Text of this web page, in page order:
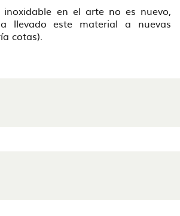
inoxidable en el arte no es nuevo,
llevado este material a nuevas
cotas).